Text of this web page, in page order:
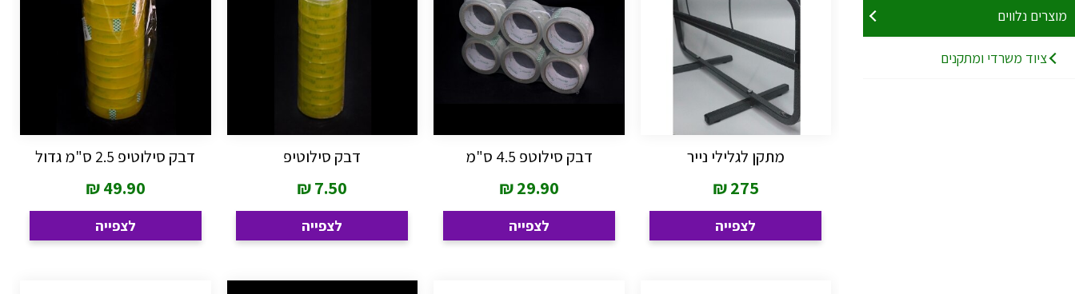
מוצרים נלווים
ציוד משרדי ומתקנים
מתקן לגלילי נייר
275
₪
לצפייה
דבק סילוטפ 4.5 ס"מ
29.90
₪
לצפייה
דבק סילוטיפ
7.50
₪
לצפייה
דבק סילוטיפ 2.5 ס"מ גדול
49.90
₪
לצפייה